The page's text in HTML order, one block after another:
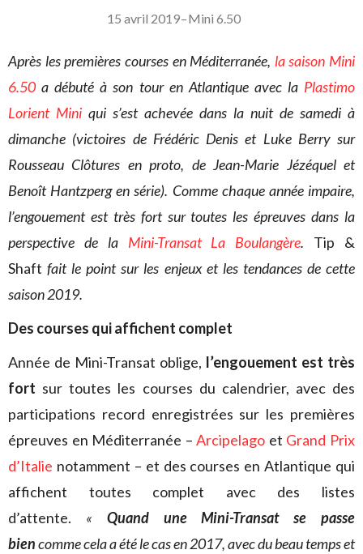
15 avril 2019–Mini 6.50
Après les premières courses en Méditerranée, la saison Mini
6.50a débuté à son tour en Atlantique avec la Plastimo
Lorient Mini qui s’est achevée dans la nuit de samedi à
dimanche (victoires de Frédéric Denis et Luke Berry sur
Rousseau Clôtures en proto, de Jean-Marie Jézéquel et
Benoît Hantzperg en série). Comme chaque année impaire,
l’engouement est très fort sur toutes les épreuves dans la
perspective de la Mini-Transat La Boulangère. Tip &
Shaftfait le point sur les enjeux et les tendances de cette
saison 2019.
Des courses qui affichent complet
Année de Mini-Transat oblige, l’engouement est très
fort sur toutes les courses du calendrier, avec des
participations record enregistrées sur les premières
épreuves en Méditerranée –Arcipelago et Grand Prix
d’Italie notamment – et des courses en Atlantique qui
affichent toutes complet avec des listes
d’attente. « Quand une Mini-Transat se passe
biencomme cela a été le cas en 2017, avec du beau temps et